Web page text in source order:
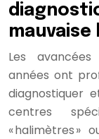
mauvaise
Les
années ont
diagnostiquer
centres
« halimètres »